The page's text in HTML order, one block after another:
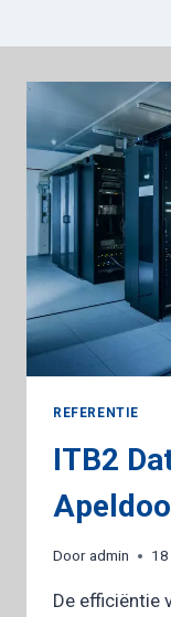
REFERENTIE
ITB2
Dooradmin
De efficiëntie